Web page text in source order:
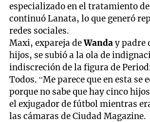
especializado en el tratamiento
continuó Lanata, lo que generó
redes sociales.
Maxi, expareja deWanday padre
hijos, se subió a la ola de
indiscreción de la figura de
Todos. “Me parece que en esta se
porque no sabe que hay cinco
el exjugador de fútbol mientras
las cámaras de Ciudad Magazine.